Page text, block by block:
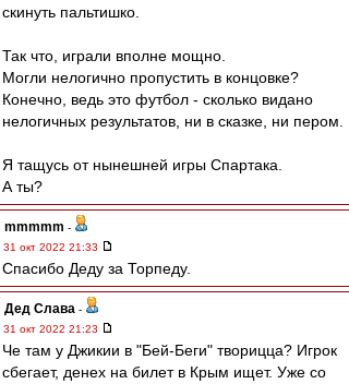
скинуть пальтишко.
Так что, играли вполне мощно.
Могли нелогично пропустить в концовке?
Конечно, ведь это футбол - сколько видано
нелогичных результатов, ни в сказке, ни пером.
Я тащусь от нынешней игры Спартака.
А ты?
mmmmm -
31 окт 2022 21:33
Спасибо Деду за Торпеду.
Дед Слава -
31 окт 2022 21:23
Че там у Джикии в "Бей-Беги" творицца? Игрок
сбегает, денех на билет в Крым ищет. Уже со